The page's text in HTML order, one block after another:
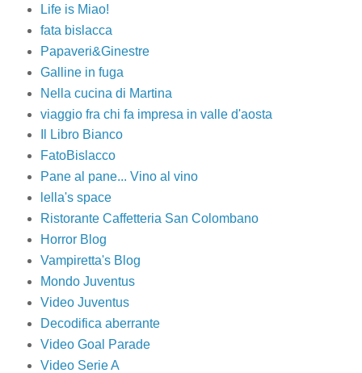
Life is Miao!
fata bislacca
Papaveri&Ginestre
Galline in fuga
Nella cucina di Martina
viaggio fra chi fa impresa in valle d'aosta
Il Libro Bianco
FatoBislacco
Pane al pane... Vino al vino
lella's space
Ristorante Caffetteria San Colombano
Horror Blog
Vampiretta's Blog
Mondo Juventus
Video Juventus
Decodifica aberrante
Video Goal Parade
Video Serie A